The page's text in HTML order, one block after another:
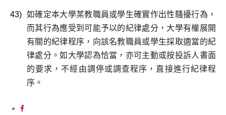
43) 如確定本大學某教職員或學生確實作出性騷擾行為，
而其行為應受到可能予以的紀律處分，大學有權展開
有關的紀律程序，向該名教職員或學生採取適當的紀
律處分。如大學認為恰當，亦可主動或按投訴人書面
的要求，不經由調停或調查程序，直接進行紀律程
序。